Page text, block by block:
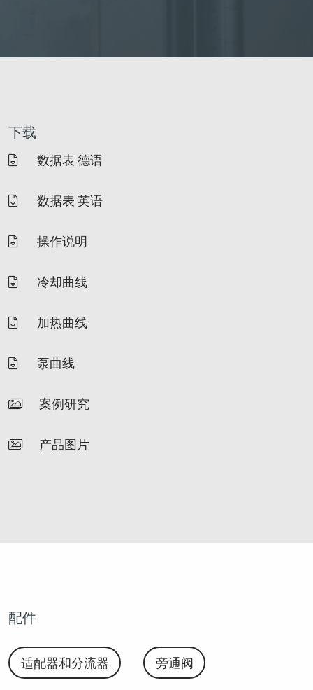
下载
数据表 德语
数据表 英语
操作说明
冷却曲线
加热曲线
泵曲线
案例研究
产品图片
配件
适配器和分流器 旁通阀